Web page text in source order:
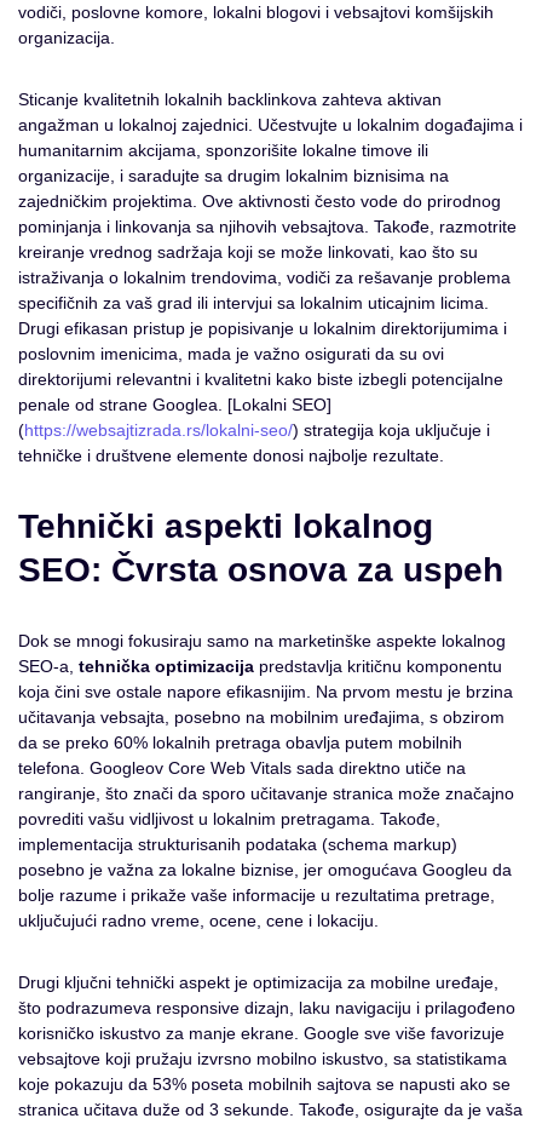
vodiči, poslovne komore, lokalni blogovi i vebsajtovi komšijskih
organizacija.
Sticanje kvalitetnih lokalnih backlinkova zahteva aktivan
angažman u lokalnoj zajednici. Učestvujte u lokalnim događajima i
humanitarnim akcijama, sponzorišite lokalne timove ili
organizacije, i saradujte sa drugim lokalnim biznisima na
zajedničkim projektima. Ove aktivnosti često vode do prirodnog
pominjanja i linkovanja sa njihovih vebsajtova. Takođe, razmotrite
kreiranje vrednog sadržaja koji se može linkovati, kao što su
istraživanja o lokalnim trendovima, vodiči za rešavanje problema
specifičnih za vaš grad ili intervjui sa lokalnim uticajnim licima.
Drugi efikasan pristup je popisivanje u lokalnim direktorijumima i
poslovnim imenicima, mada je važno osigurati da su ovi
direktorijumi relevantni i kvalitetni kako biste izbegli potencijalne
penale od strane Googlea. [Lokalni SEO]
(https://websajtizrada.rs/lokalni-seo/) strategija koja uključuje i
tehničke i društvene elemente donosi najbolje rezultate.
Tehnički aspekti lokalnog
SEO: Čvrsta osnova za uspeh
Dok se mnogi fokusiraju samo na marketinške aspekte lokalnog
SEO-a, tehnička optimizacija predstavlja kritičnu komponentu
koja čini sve ostale napore efikasnijim. Na prvom mestu je brzina
učitavanja vebsajta, posebno na mobilnim uređajima, s obzirom
da se preko 60% lokalnih pretraga obavlja putem mobilnih
telefona. Googleov Core Web Vitals sada direktno utiče na
rangiranje, što znači da sporo učitavanje stranica može značajno
povrediti vašu vidljivost u lokalnim pretragama. Takođe,
implementacija strukturisanih podataka (schema markup)
posebno je važna za lokalne biznise, jer omogućava Googleu da
bolje razume i prikaže vaše informacije u rezultatima pretrage,
uključujući radno vreme, ocene, cene i lokaciju.
Drugi ključni tehnički aspekt je optimizacija za mobilne uređaje,
što podrazumeva responsive dizajn, laku navigaciju i prilagođeno
korisničko iskustvo za manje ekrane. Google sve više favorizuje
vebsajtove koji pružaju izvrsno mobilno iskustvo, sa statistikama
koje pokazuju da 53% poseta mobilnih sajtova se napusti ako se
stranica učitava duže od 3 sekunde. Takođe, osigurajte da je vaša